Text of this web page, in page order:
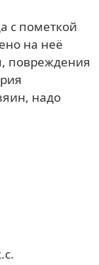
с пометкой
на неё
повреждения
надо